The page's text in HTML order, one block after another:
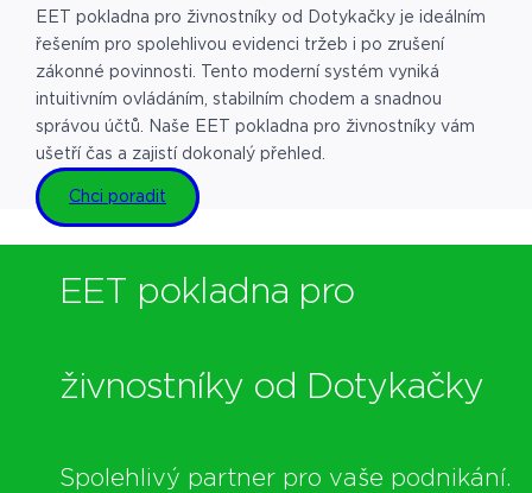
EET pokladna pro živnostníky od Dotykačky je ideálním
řešením pro spolehlivou evidenci tržeb i po zrušení
zákonné povinnosti. Tento moderní systém vyniká
intuitivním ovládáním, stabilním chodem a snadnou
správou účtů. Naše EET pokladna pro živnostníky vám
ušetří čas a zajistí dokonalý přehled.
Chci poradit
EET pokladna pro
živnostníky od Dotykačky
Spolehlivý partner pro vaše podnikání.